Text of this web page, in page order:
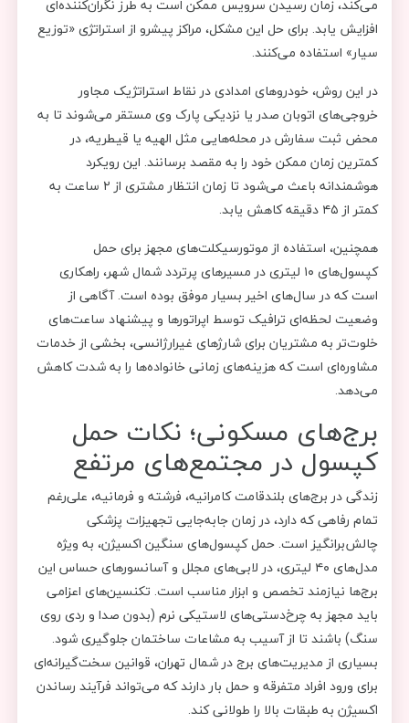
می‌کند، زمان رسیدن سرویس ممکن است به طرز نگران‌کننده‌ای
افزایش یابد. برای حل این مشکل، مراکز پیشرو از استراتژی «توزیع
سیار» استفاده می‌کنند.
در این روش، خودروهای امدادی در نقاط استراتژیک مجاور
خروجی‌های اتوبان صدر یا نزدیکی پارک وی مستقر می‌شوند تا به
محض ثبت سفارش در محله‌هایی مثل الهیه یا قیطریه، در
کمترین زمان ممکن خود را به مقصد برسانند. این رویکرد
هوشمندانه باعث می‌شود تا زمان انتظار مشتری از ۲ ساعت به
کمتر از ۴۵ دقیقه کاهش یابد.
همچنین، استفاده از موتورسیکلت‌های مجهز برای حمل
کپسول‌های ۱۰ لیتری در مسیرهای پرتردد شمال شهر، راهکاری
است که در سال‌های اخیر بسیار موفق بوده است. آگاهی از
وضعیت لحظه‌ای ترافیک توسط اپراتورها و پیشنهاد ساعت‌های
خلوت‌تر به مشتریان برای شارژهای غیرارژانسی، بخشی از خدمات
مشاوره‌ای است که هزینه‌های زمانی خانواده‌ها را به شدت کاهش
می‌دهد.
برج‌های مسکونی؛ نکات حمل
کپسول در مجتمع‌های مرتفع
زندگی در برج‌های بلندقامت کامرانیه، فرشته و فرمانیه، علی‌رغم
تمام رفاهی که دارد، در زمان جابه‌جایی تجهیزات پزشکی
چالش‌برانگیز است. حمل کپسول‌های سنگین اکسیژن، به ویژه
مدل‌های ۴۰ لیتری، در لابی‌های مجلل و آسانسورهای حساس این
برج‌ها نیازمند تخصص و ابزار مناسب است. تکنسین‌های اعزامی
باید مجهز به چرخ‌دستی‌های لاستیکی نرم (بدون صدا و ردی روی
سنگ) باشند تا از آسیب به مشاعات ساختمان جلوگیری شود.
بسیاری از مدیریت‌های برج در شمال تهران، قوانین سخت‌گیرانه‌ای
برای ورود افراد متفرقه و حمل بار دارند که می‌تواند فرآیند رساندن
اکسیژن به طبقات بالا را طولانی کند.